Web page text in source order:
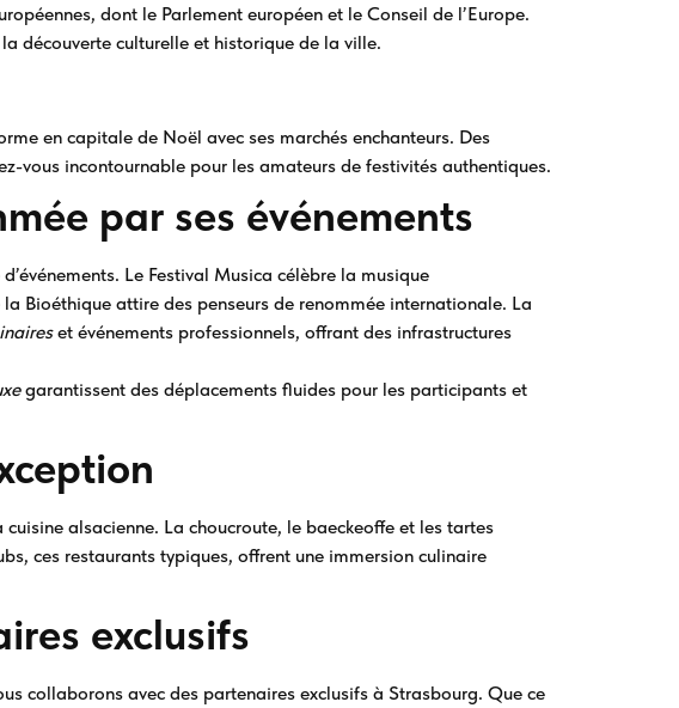
dont le Parlement européen et le Conseil de l’Europe.
découverte culturelle et historique de la ville.
en capitale de Noël avec ses marchés enchanteurs. Des
vous incontournable pour les amateurs de festivités authentiques.
par ses événements
Le Festival Musica célèbre la musique
Bioéthique attire des penseurs de renommée internationale. La
et événements professionnels, offrant des infrastructures
garantissent des déplacements fluides pour les participants et
alsacienne. La choucroute, le baeckeoffe et les tartes
ces restaurants typiques, offrent une immersion culinaire
exclusifs
collaborons avec des partenaires exclusifs à Strasbourg. Que ce